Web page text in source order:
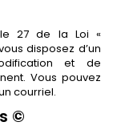
27 de la Loi «
disposez d’un
et de
Vous pouvez
courriel.
©